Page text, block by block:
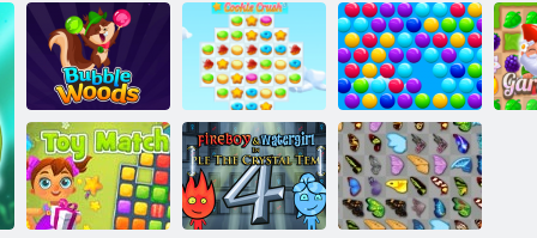
Mutfak
Mahjong
Domino Klasik
Kabarcık atıcı
html5
Kabarcık
Ormanı
Kurabiye ezmesi
3
Akıllı
Baloncuklar